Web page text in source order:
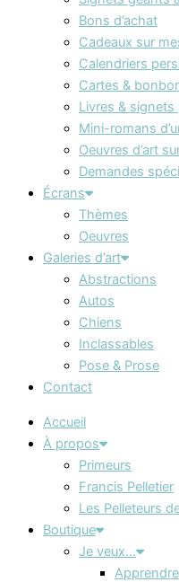
Bons d’achat
Cadeaux sur
Calendriers
Cartes &
Livres &
Mini-romans
Oeuvres d’art
Demandes
Écrans
Thèmes
Oeuvres
Galeries d’art
Abstractions
Autos
Chiens
Inclassables
Pose & Prose
Contact
Accueil
À propos
Primeurs
Francis Pelletier
Les Pelleteurs
Boutique
Je veux…
Apprendre